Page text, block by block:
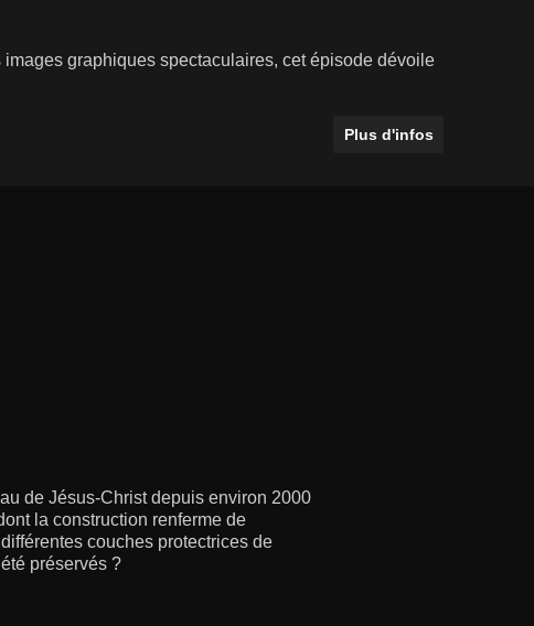
graphiques spectaculaires, cet épisode dévoile
Plus d'infos
de Jésus-Christ depuis environ 2000
la construction renferme de
couches protectrices de
préservés ?